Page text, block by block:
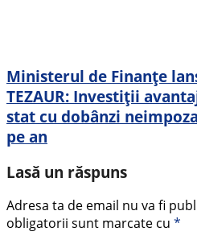
Ministerul de Finanțe
TEZAUR: Investiții
stat cu dobânzi
pe an
Lasă un răspuns
Adresa ta de email nu va fi
obligatorii sunt marcate cu *